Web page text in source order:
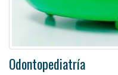
Odontopediatría